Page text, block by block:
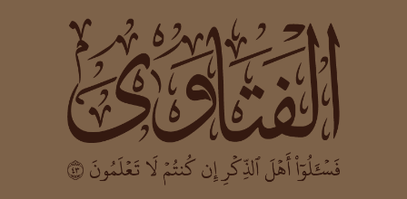
العالم
بن باز
بن العثيمين
طريقة البحث
ذكي